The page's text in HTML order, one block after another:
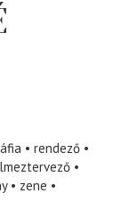
rendező
zene